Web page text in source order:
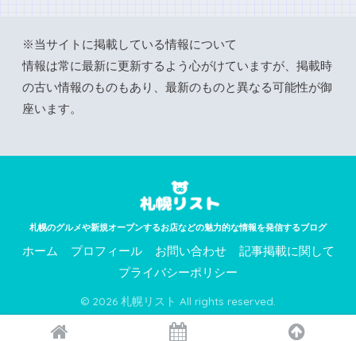
※当サイトに掲載している情報について
情報は常に最新に更新するよう心がけていますが、掲載時
の古い情報のものもあり、最新のものと異なる可能性が御
座います。
札幌のグルメや新規オープンするお店などの魅力的な情報を発信するブログ
ホーム プロフィール お問い合わせ
記事掲載に関して
プライバシーポリシー
© 2026 札幌リスト All rights reserved.